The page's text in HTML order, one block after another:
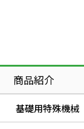
商品紹介
基礎用特殊機械